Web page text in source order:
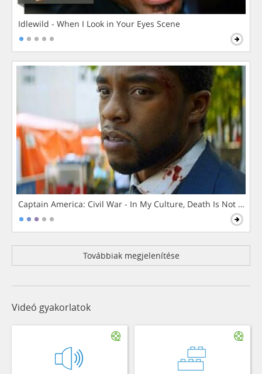
Idlewild - When I Look in Your Eyes Scene
Captain America: Civil War - In My Culture, Death Is Not The
Továbbiak megjelenítése
Videó gyakorlatok